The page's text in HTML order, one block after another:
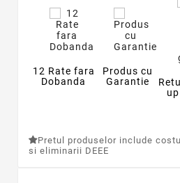
12 Rate fara
Dobanda
Produs cu
Garantie
Pretul produselor include
si eliminarii DEEE